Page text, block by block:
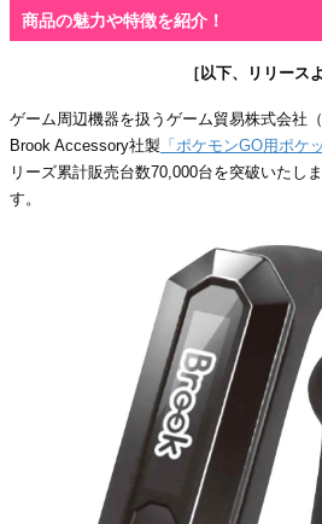
商品の魅力や特徴を紹介！
［以下、リリース
ゲーム周辺機器を扱うゲーム貿易株式会社
Brook Accessory社製 「ポケモンGO用ポケ
リーズ累計販売台数70,000台を突破いたし
す。